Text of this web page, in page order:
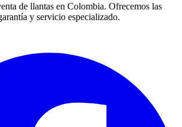
de llantas en Colombia. Ofrecemos las
y servicio especializado.